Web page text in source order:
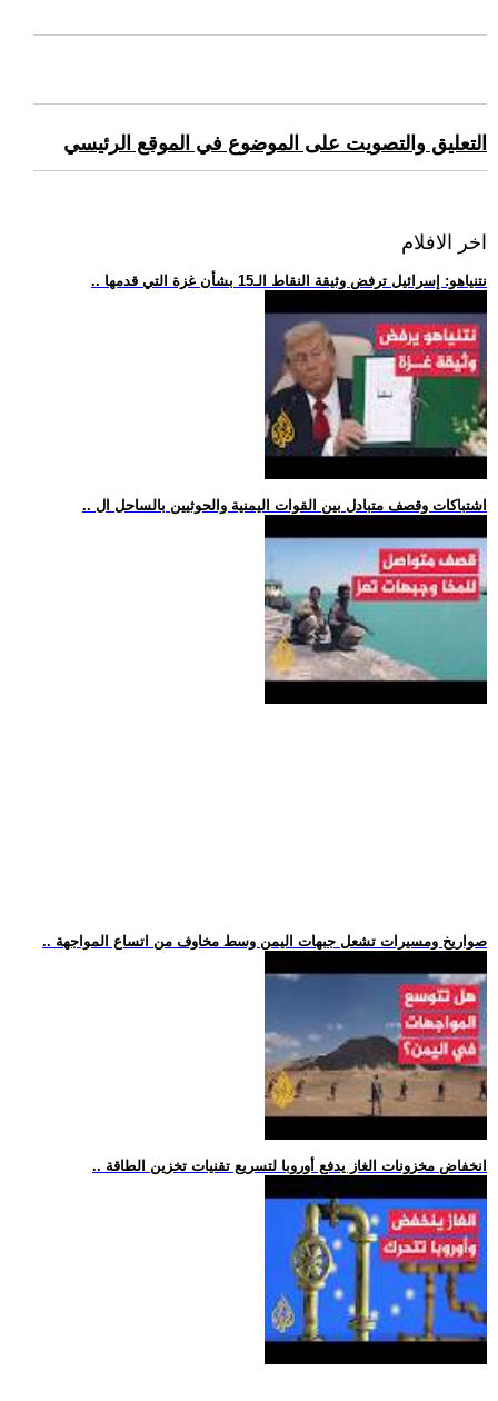
التعليق والتصويت على الموضوع في الموقع الرئيسي
اخر الافلام
.. نتنياهو: إسرائيل ترفض وثيقة النقاط الـ15 بشأن غزة التي قدمها
.. اشتباكات وقصف متبادل بين القوات اليمنية والحوثيين بالساحل ال
.. صواريخ ومسيرات تشعل جبهات اليمن وسط مخاوف من اتساع المواجهة
.. انخفاض مخزونات الغاز يدفع أوروبا لتسريع تقنيات تخزين الطاقة